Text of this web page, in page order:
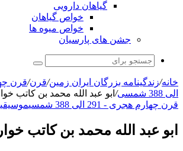
گیاهان دارویی
خواص گیاهان
خواص میوه ها
جشن های پارسیان
جستجو
خانه/زندگینامه بزرگان ایران زمین/قرن/
الی 388 شمسی
/ ابو عبد الله محمد بن کاتب
قرن چهارم هجری - 291 الی 388 شمسی
ابو عبد الله محمد بن کاتب